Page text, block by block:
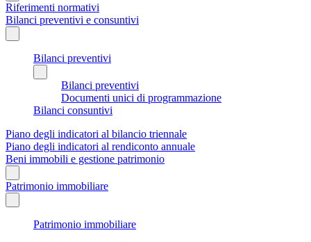
Riferimenti normativi
Bilanci preventivi e consuntivi
Bilanci preventivi
Bilanci preventivi
Documenti unici di programmazione
Bilanci consuntivi
Piano degli indicatori al bilancio triennale
Piano degli indicatori al rendiconto annuale
Beni immobili e gestione patrimonio
Patrimonio immobiliare
Patrimonio immobiliare